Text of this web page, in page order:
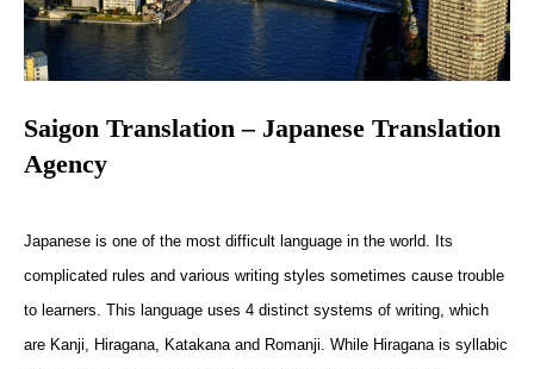
Saigon Translation – Japanese Translation
Agency
Japanese is one of the most difficult language in the world. Its
complicated rules and various writing styles sometimes cause trouble
to learners. This language uses 4 distinct systems of writing, which
are Kanji, Hiragana, Katakana and Romanji. While Hiragana is syllabic